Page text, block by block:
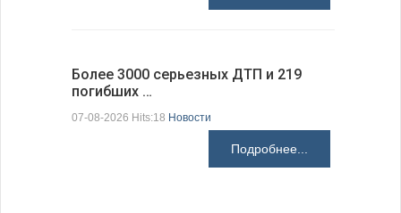
Более 3000 серьезных ДТП и 219
погибших …
07-08-2026 Hits:18 Новости
Подробнее...